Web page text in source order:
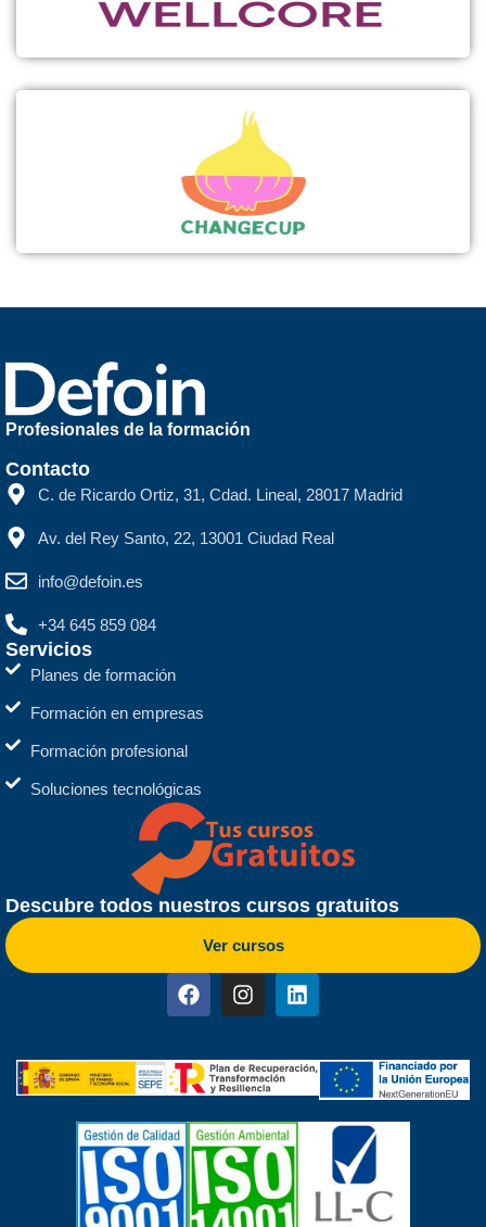
Profesionales de la formación
Contacto
C. de Ricardo Ortiz, 31, Cdad. Lineal, 28017 Madrid
Av. del Rey Santo, 22, 13001 Ciudad Real
info@defoin.es
+34 645 859 084
Servicios
Planes de formación
Formación en empresas
Formación profesional
Soluciones tecnológicas
Descubre todos nuestros cursos gratuitos
Ver cursos